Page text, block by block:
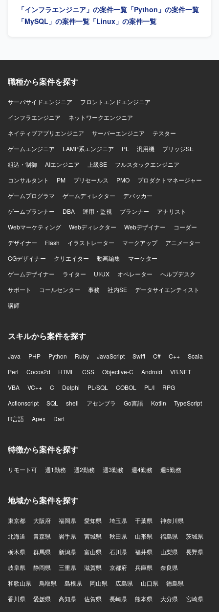
Code（Anthropic）を開発・業務に積極的に活用しておりま
す。
バビリティ基盤の整備を通じて、属人化しない運用体制を
組織に根付かせていただきます。 【求める人物像】 インフ
立を意識して行動できる方が望ましいです。 【ポジション
がら、クラウドインフラ、IaC、監視基盤、DevOpsなど
SRE領域全般をリードできるポジションです。会計データ
という高いセキュリティ要件下での設計・運用経験を通じ
て、信頼性工学や運用自動化のスキルを幅広く身につけて
いただけます。 【開発環境】 Azureを中心としたクラウド
Doorを用いた負荷分散、Azure Monitor / Application
Insights を用いた監視とアラートのコード化、PITRによる
きます。
「インフラエンジニア」の案件一覧 「Python」の案件一覧
「MySQL」の案件一覧 「Linux」の案件一覧
職種から案件を探す
サーバサイドエンジニア
フロントエンドエンジニア
インフラエンジニア
ネットワークエンジニア
ネイティブアプリエンジニア
サーバーエンジニア
テスター
ゲームエンジニア
LAMP系エンジニア PL 汎用機
ブリッジSE
組込・制御
AIエンジニア 上級SE
フルスタックエンジニア
コンサルタント
PM プリセールス PMO
プロダクトマネージャー
ゲームプログラマ
ゲームディレクター
デバッカー
ゲームプランナー
DBA 運用・監視 プランナー
アナリスト
Webマーケティング
Webディレクター Webデザイナー
コーダー
デザイナー
Flash イラストレーター マークアップ
アニメーター
CGデザイナー
クリエイター 動画編集
マーケター
ゲームデザイナー
ライター UI/UX オペレーター
ヘルプデスク
サポート
コールセンター 事務 社内SE
データサイエンティスト
講師
スキルから案件を探す
Java PHP Python Ruby JavaScript Swift C# C++
Scala
Perl
Cocos2d HTML CSS Objective-C Android
VB.NET
VBA
VC++ C Delphi PL/SQL COBOL PL/I
RPG
Actionscript
SQL shell アセンブラ Go言語 Kotlin
TypeScript
R言語
Apex Dart
特徴から案件を探す
リモート可 週1勤務 週2勤務 週3勤務 週4勤務 週5勤務
地域から案件を探す
東京都 大阪府 福岡県 愛知県 埼玉県 千葉県
神奈川県
北海道
青森県 岩手県 宮城県 秋田県 山形県 福島県
茨城県
栃木県
群馬県 新潟県 富山県 石川県 福井県 山梨県
長野県
岐阜県
静岡県 三重県 滋賀県 京都府 兵庫県
奈良県
和歌山県
鳥取県 島根県 岡山県 広島県 山口県
徳島県
香川県
愛媛県 高知県 佐賀県 長崎県 熊本県 大分県
宮崎県